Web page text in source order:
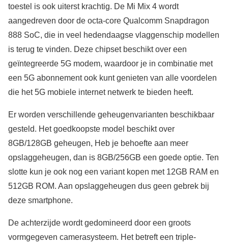
toestel is ook uiterst krachtig. De Mi Mix 4 wordt
aangedreven door de octa-core Qualcomm Snapdragon
888 SoC, die in veel hedendaagse vlaggenschip modellen
is terug te vinden. Deze chipset beschikt over een
geïntegreerde 5G modem, waardoor je in combinatie met
een 5G abonnement ook kunt genieten van alle voordelen
die het 5G mobiele internet netwerk te bieden heeft.
Er worden verschillende geheugenvarianten beschikbaar
gesteld. Het goedkoopste model beschikt over
8GB/128GB geheugen, Heb je behoefte aan meer
opslaggeheugen, dan is 8GB/256GB een goede optie. Ten
slotte kun je ook nog een variant kopen met 12GB RAM en
512GB ROM. Aan opslaggeheugen dus geen gebrek bij
deze smartphone.
De achterzijde wordt gedomineerd door een groots
vormgegeven camerasysteem. Het betreft een triple-